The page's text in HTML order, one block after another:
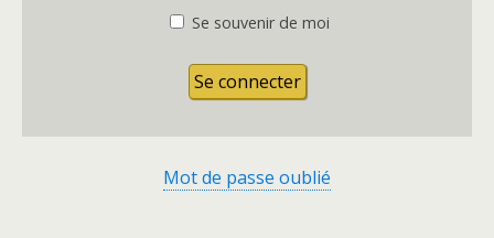
Se souvenir de moi
Mot de passe oublié